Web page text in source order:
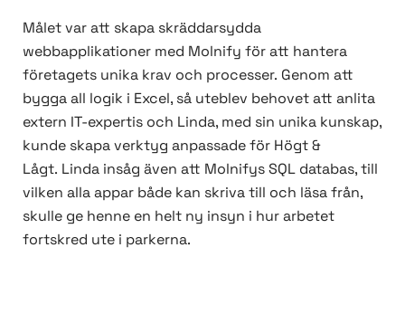
Målet var att skapa skräddarsydda
webbapplikationer med Molnify för att hantera
företagets unika krav och processer. Genom att
bygga all logik i Excel, så uteblev behovet att anlita
extern IT-expertis och Linda, med sin unika kunskap,
kunde skapa verktyg anpassade för Högt &
Lågt. Linda insåg även att Molnifys SQL databas, till
vilken alla appar både kan skriva till och läsa från,
skulle ge henne en helt ny insyn i hur arbetet
fortskred ute i parkerna.